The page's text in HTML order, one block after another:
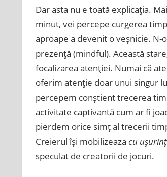
Dar asta nu e toată explicaţia.
minut, vei percepe curgerea
aproape a devenit o veşnicie. N-
prezenţă (mindful). Această
focalizarea atenţiei. Numai că
oferim atenţie doar unui singur
percepem conştient trecerea
activitate captivantă cum ar fi
pierdem orice simţ al trecerii
Creierul îşi mobilizeaza cu
speculat de creatorii de jocuri.